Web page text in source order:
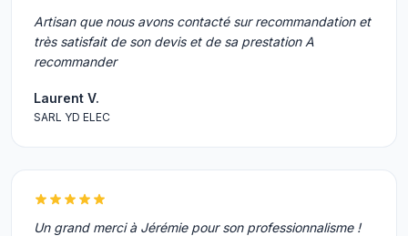
Artisan que nous avons contacté sur recommandation et
très satisfait de son devis et de sa prestation A
recommander
Laurent V.
SARL YD ELEC
Un grand merci à Jérémie pour son professionnalisme !